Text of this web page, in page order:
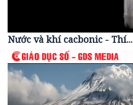
Nước và khí cacbonic - Thí...